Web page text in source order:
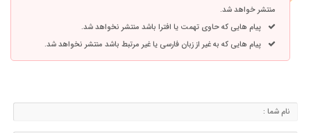
منتشر خواهد شد.
پیام هایی که حاوی تهمت یا افترا باشد منتشر نخواهد شد.
پیام هایی که به غیر از زبان فارسی یا غیر مرتبط باشد منتشر نخواهد شد.